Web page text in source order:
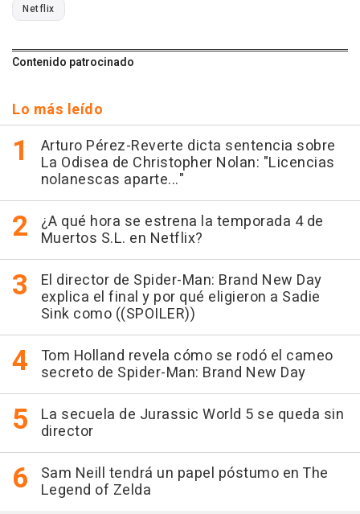
Netflix
Contenido patrocinado
Lo más leído
Arturo Pérez-Reverte dicta sentencia sobre
La Odisea de Christopher Nolan: "Licencias
nolanescas aparte..."
¿A qué hora se estrena la temporada 4 de
Muertos S.L. en Netflix?
El director de Spider-Man: Brand New Day
explica el final y por qué eligieron a Sadie
Sink como ((SPOILER))
Tom Holland revela cómo se rodó el cameo
secreto de Spider-Man: Brand New Day
La secuela de Jurassic World 5 se queda sin
director
Sam Neill tendrá un papel póstumo en The
Legend of Zelda